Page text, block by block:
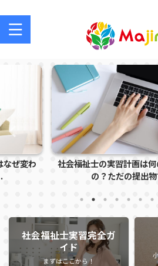
なぜ変わ
社会福祉士の実習計画は
の？ただの提出
社会福祉士実習完全ガ
イド
まずはここから！